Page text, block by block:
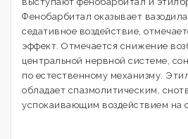
Фенобарбитал оказывает
седативное воздействие,
эффект. Отмечается снижение
центральной нервной системе,
по естественному механизму.
обладает спазмолитическим,
успокаивающим воздействием на